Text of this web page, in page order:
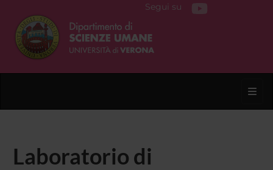
Segui su
Laboratorio di